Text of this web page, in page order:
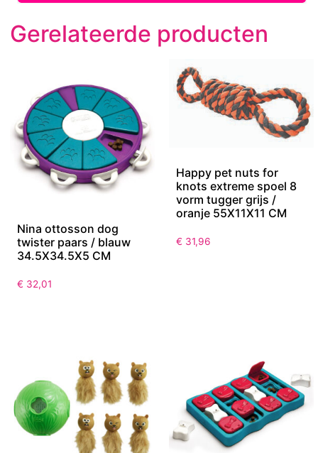
Gerelateerde producten
Nina ottosson dog
twister paars / blauw
34.5X34.5X5 CM
€ 32,01
Happy pet nuts for
knots extreme spoel 8
vorm tugger grijs /
oranje 55X11X11 CM
€ 31,96